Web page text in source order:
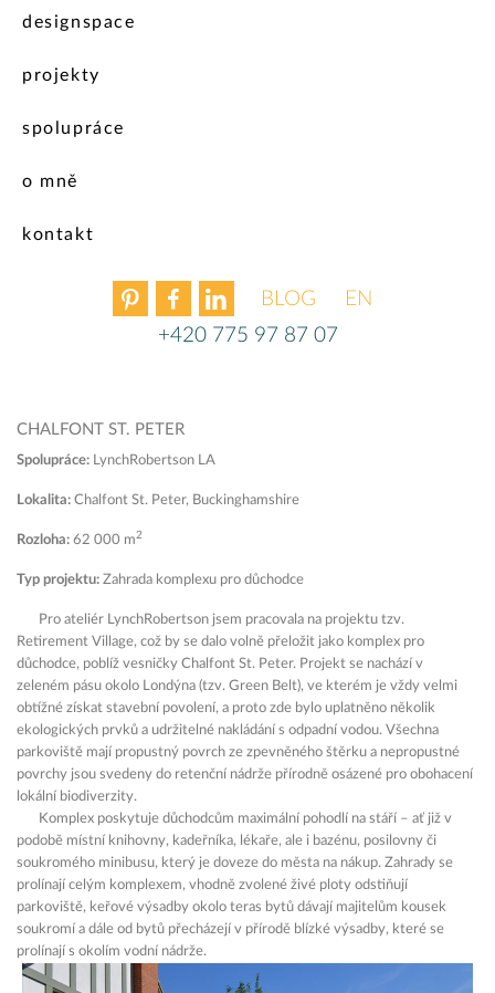
BLOGENGLISH
+420 775 97 87 07
designspace
projekty
spolupráce
o mně
kontakt
CHALFONT ST. PETER
Spolupráce: LynchRobertson LA
Lokalita: Chalfont St. Peter, Buckinghamshire
Rozloha: 62 000 m2
Typ projektu: Zahrada komplexu pro důchodce
Pro ateliér LynchRobertson jsem pracovala na projektu tzv.
Retirement Village, což by se dalo volně přeložit jako komplex pro
důchodce, poblíž vesničky Chalfont St. Peter. Projekt se nachází v
zeleném pásu okolo Londýna (tzv. Green Belt), ve kterém je vždy velmi
obtížné získat stavební povolení, a proto zde bylo uplatněno několik
ekologických prvků a udržitelné nakládání s odpadní vodou. Všechna
parkoviště mají propustný povrch ze zpevněného štěrku a nepropustné
povrchy jsou svedeny do retenční nádrže přírodně osázené pro obohacení
lokální biodiverzity.
Komplex poskytuje důchodcům maximální pohodlí na stáří – ať již v
podobě místní knihovny, kadeřníka, lékaře, ale i bazénu, posilovny či
soukromého minibusu, který je doveze do města na nákup. Zahrady se
prolínají celým komplexem, vhodně zvolené živé ploty odstiňují
parkoviště, keřové výsadby okolo teras bytů dávají majitelům kousek
soukromí a dále od bytů přecházejí v přírodě blízké výsadby, které se
prolínají s okolím vodní nádrže.